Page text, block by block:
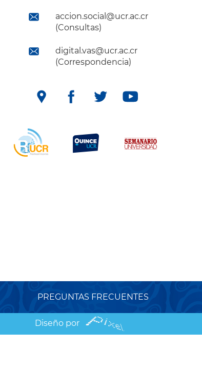
accion.social@ucr.ac.cr
(Consultas)
digital.vas@ucr.ac.cr
(Correspondencia)
PREGUNTAS FRECUENTES
Diseño por